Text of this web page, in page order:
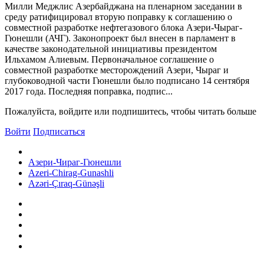
Милли Меджлис Азербайджана на пленарном заседании в
среду ратифицировал вторую поправку к соглашению о
совместной разработке нефтегазового блока Азери-Чыраг-
Гюнешли (АЧГ). Законопроект был внесен в парламент в
качестве законодательной инициативы президентом
Ильхамом Алиевым. Первоначальное соглашение о
совместной разработке месторождений Азери, Чыраг и
глубоководной части Гюнешли было подписано 14 сентября
2017 года. Последняя поправка, подпис...
Пожалуйста, войдите или подпишитесь, чтобы читать больше
Войти Подписаться
Азери-Чираг-Гюнешли
Azeri-Chirag-Gunashli
Azəri-Çıraq-Günəşli